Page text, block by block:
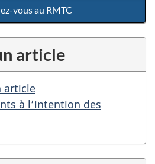
vous au RMTC
article
article
à l’intention des